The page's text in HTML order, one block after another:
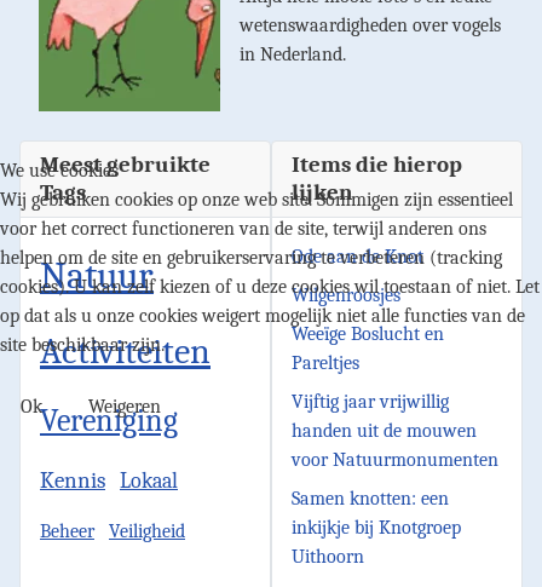
wetenswaar­digheden over vogels
in Nederland.
Meest gebruikte
Tags
Natuur
Activiteiten
Vereniging
Kennis Lokaal
Beheer Veiligheid
Items die hierop
lijken
Ode aan de Knot
Wilgenroosjes
Weeïge Boslucht en
Pareltjes
Vijftig jaar vrijwillig
handen uit de mouwen
voor Natuurmonumenten
Samen knotten: een
inkijkje bij Knotgroep
Uithoorn
We use cookies
Wij gebruiken cookies op onze web site. Sommigen zijn essentieel
voor het correct functioneren van de site, terwijl anderen ons
helpen om de site en gebruikerservaring te verbeteren (tracking
cookies). U kan zelf kiezen of u deze cookies wil toestaan of niet. Let
op dat als u onze cookies weigert mogelijk niet alle functies van de
site beschikbaar zijn.
Ok Weigeren